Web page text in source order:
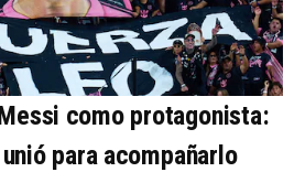
como protagonista:
para acompañarlo